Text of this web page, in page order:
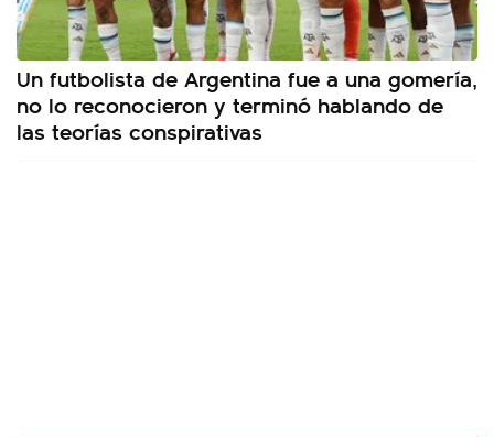
Un futbolista de Argentina fue a una gomería,
no lo reconocieron y terminó hablando de
las teorías conspirativas